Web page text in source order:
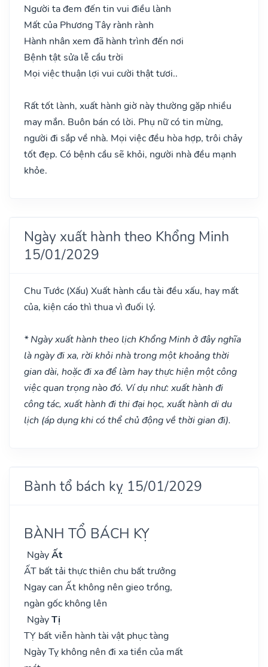
Người ta đem đến tin vui điều lành
Mất của Phương Tây rành rành
Hành nhân xem đã hành trình đến nơi
Bệnh tật sửa lễ cầu trời
Mọi việc thuận lợi vui cười thật tươi..
Rất tốt lành, xuất hành giờ này thường gặp nhiều
may mắn. Buôn bán có lời. Phụ nữ có tin mừng,
người đi sắp về nhà. Mọi việc đều hòa hợp, trôi chảy
tốt đẹp. Có bệnh cầu sẽ khỏi, người nhà đều mạnh
khỏe.
Ngày xuất hành theo Khổng Minh
15/01/2029
Chu Tước (Xấu) Xuất hành cầu tài đều xấu, hay mất
của, kiện cáo thì thua vì đuối lý.
* Ngày xuất hành theo lịch Khổng Minh ở đây nghĩa
là ngày đi xa, rời khỏi nhà trong một khoảng thời
gian dài, hoặc đi xa để làm hay thực hiện một công
việc quan trọng nào đó. Ví dụ như: xuất hành đi
công tác, xuất hành đi thi đại học, xuất hành di du
lịch (áp dụng khi có thể chủ động về thời gian đi).
Bành tổ bách kỵ 15/01/2029
BÀNH TỔ BÁCH KỴ
NgàyẤt
ẤT bất tải thực thiên chu bất trưởng
Ngay can Ất không nên gieo trồng,
ngàn gốc không lên
NgàyTị
TỴ bất viễn hành tài vật phục tàng
Ngày Tỵ không nên đi xa tiền của mất